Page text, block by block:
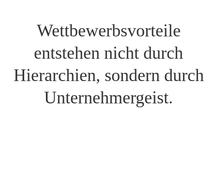
Wettbewerbsvorteile
entstehen nicht durch
Hierarchien, sondern durch
Unternehmergeist.